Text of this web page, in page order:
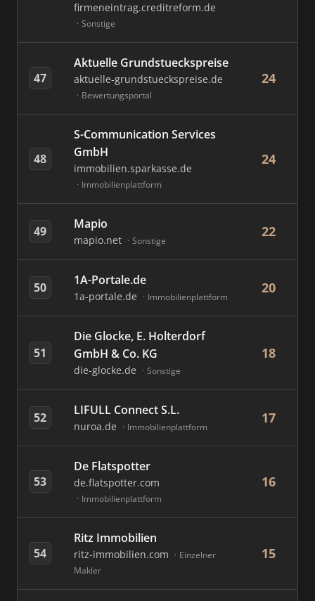
firmeneintrag.creditreform.de
Sonstige
47
Aktuelle Grundstueckspreise
aktuelle-grundstueckspreise.de
Bewertungsportal
24
48
S-Communication Services
GmbH
immobilien.sparkasse.de
Immobilienplattform
24
49 Mapio
mapio.net Sonstige
22
50 1A-Portale.de
1a-portale.de Immobilienplattform
20
51
Die Glocke, E. Holterdorf
GmbH & Co. KG
die-glocke.de Sonstige
18
52 LIFULL Connect S.L.
nuroa.de Immobilienplattform
17
53
De Flatspotter
de.flatspotter.com
Immobilienplattform
16
54
Ritz Immobilien
ritz-immobilien.com
Einzelner
Makler
15